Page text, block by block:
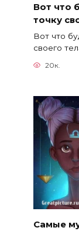
Вот что
точку
Вот что
своего
20к.
Cамые